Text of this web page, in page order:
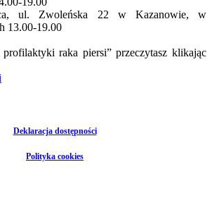
ul. Zwoleńska 22 w Kazanowie, w
13.00-19.00
raka piersi” przeczytasz klikając
Deklaracja dostępności
Polityka cookies